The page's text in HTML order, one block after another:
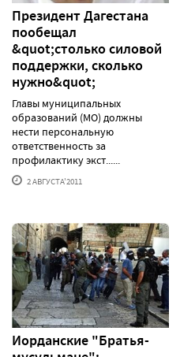
Президент Дагестана
пообещал
&quot;столько силовой
поддержки, сколько
нужно&quot;
Главы муниципальных
образований (МО) должны
нести персональную
ответственность за
профилактику экст......
2 АВГУСТА'2011
Иорданские "Братья-